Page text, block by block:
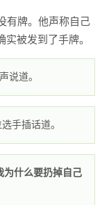
有牌。他声称自己
被发到了手牌。
说道。
手插话道。
为什么要扔掉自己